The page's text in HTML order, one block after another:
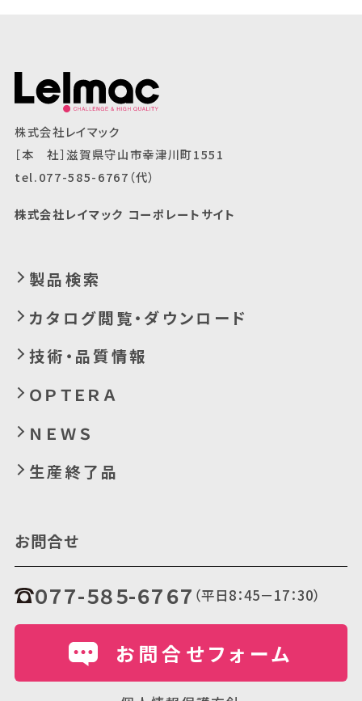
株式会社レイマック
［本 社］滋賀県守山市幸津川町1551
tel.077-585-6767（代）
株式会社レイマック コーポレートサイト
製品検索
カタログ閲覧・ダウンロード
技術・品質情報
ＯＰＴＥＲＡ
ＮＥＷＳ
生産終了品
お問合せ
０７７-５８５-６７６７ （平日8：45－17：30）
お問合せフォーム